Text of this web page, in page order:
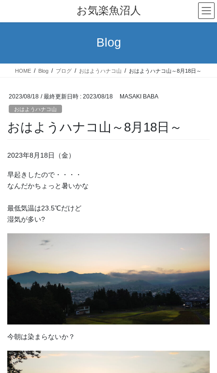
テ
ス
ゲ
ン
お気楽魚沼人
Blog
HOME Blog ブログ おはようハナコ山 おはようハナコ山～8月18日～
2023/08/18 / 最終更新日時 : 2023/08/18 MASAKI BABA
おはようハナコ山
おはようハナコ山～8月18日～
2023年8月18日（金）
早起きしたので・・・・
なんだかちょっと暑いかな
最低気温は23.5℃だけど
湿気が多い?
今朝は染まらないか？